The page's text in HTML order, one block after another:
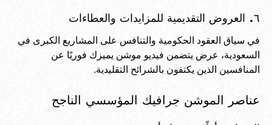
٦. العروض التقديمية للمزايدات والعطاءات
في سياق العقود الحكومية والتنافس على المشاريع الكبرى في
السعودية، عرض يتضمن فيديو موشن يميزك فوريًا عن
المنافسين الذين يكتفون بالشرائح التقليدية.
عناصر الموشن جرافيك المؤسسي الناجح